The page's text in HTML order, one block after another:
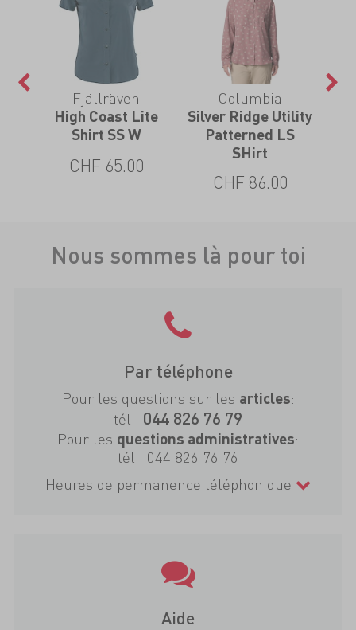
Fjällräven
High Coast Lite
Shirt SS W
CHF 65.00
Columbia
Silver Ridge Utility
Patterned LS
SHirt
CHF 86.00
Nous sommes là pour toi
Par téléphone
Pour les questions sur les articles:
tél.: 044 826 76 79
Pour les questions administratives:
tél.: 044 826 76 76
Heures de permanence téléphonique
Aide